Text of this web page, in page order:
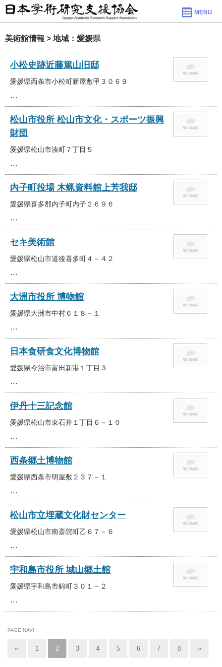
MENU
美術館情報 > 地域：愛媛県
小松史跡近藤篤山旧邸
愛媛県西条市小松町新屋敷甲３０６９
…
松山市役所 松山市文化・スポーツ振興
財団
愛媛県松山市湊町７丁目５
…
内子町役場 木蝋資料館上芳我邸
愛媛県喜多郡内子町内子２６９６
…
セキ美術館
愛媛県松山市道後喜多町４－４２
…
大洲市役所 博物館
愛媛県大洲市中村６１８－１
…
日本食研食文化博物館
愛媛県今治市富田新港１丁目３
…
伊丹十三記念館
愛媛県松山市東石井１丁目６－１０
…
西条郷土博物館
愛媛県西条市明屋敷２３７－１
…
松山市立埋蔵文化財センター
愛媛県松山市南斎院町乙６７－６
…
宇和島市役所 城山郷土館
愛媛県宇和島市錦町３０１－２
…
PAGE NAVI
« 1 2 3 4 5 6 7 8 »